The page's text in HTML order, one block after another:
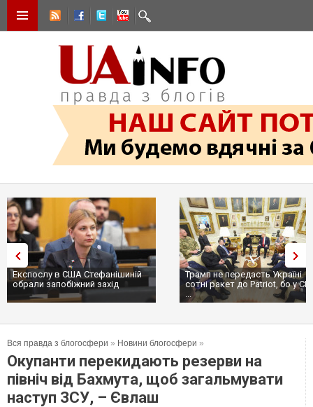
Експослу в США Стефанішиній
обрали запобіжний захід
Трамп не передасть Україні
сотні ракет до Patriot, бо у
...
Вся правда з блогосфери » Новини блогосфери »
Окупанти перекидають резерви на
північ від Бахмута, щоб загальмувати
наступ ЗСУ, – Євлаш